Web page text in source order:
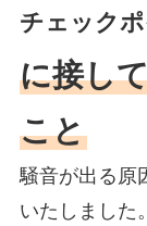
チェック
に接し
こと
騒音が出る原
いたしました